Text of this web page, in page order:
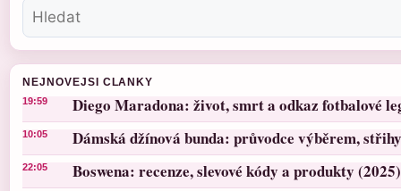
NEJNOVEJSI CLANKY
19:59 Diego Maradona: život, smrt a odkaz fotbalové
10:05 Dámská džínová bunda: průvodce výběrem,
22:05 Boswena: recenze, slevové kódy a produkty (2025)